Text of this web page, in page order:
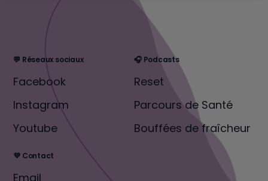
💬 Réseaux sociaux
Facebook
Instagram
Youtube
🎧 Podcasts
Reset
Parcours de Santé
Bouffées de fraîcheur
💜 Contact
Email